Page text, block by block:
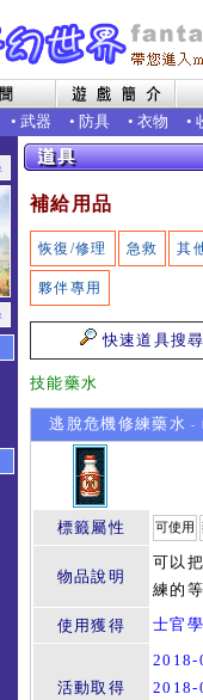
• 武器 • 防具 • 衣物 •
補給用品
恢復/修理 急救 其
夥伴專用
快速道具搜尋
技能藥水
逃脫危機修練藥水 -
標籤屬性 可使用
物品說明
可以
練的
使用獲得
士官
活動取得
2018-
2018-